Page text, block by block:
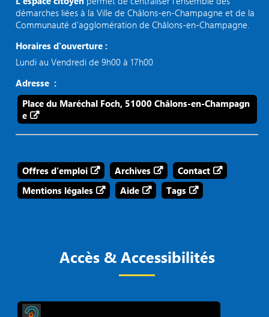
démarches liées à la Ville de Châlons-en-Champagne et de la
Communauté d’agglomération de Châlons-en-Champagne.
Horaires d'ouverture :
Lundi au Vendredi de 9h00 à 17h00
Adresse :
Place du Maréchal Foch, 51000 Châlons-en-Champagn
e
Offres d'emploi Archives
Contact
Mentions légales
Aide Tags
Accès & Accessibilités